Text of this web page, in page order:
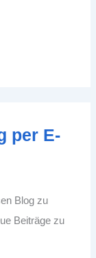
per E-
Blog zu
Beiträge zu